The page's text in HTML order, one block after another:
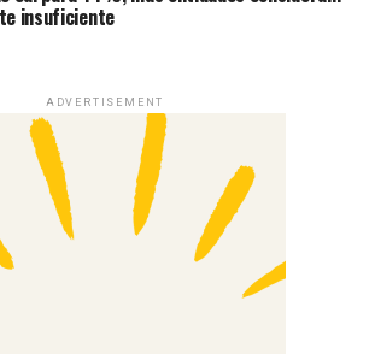
insuficiente
ADVERTISEMENT